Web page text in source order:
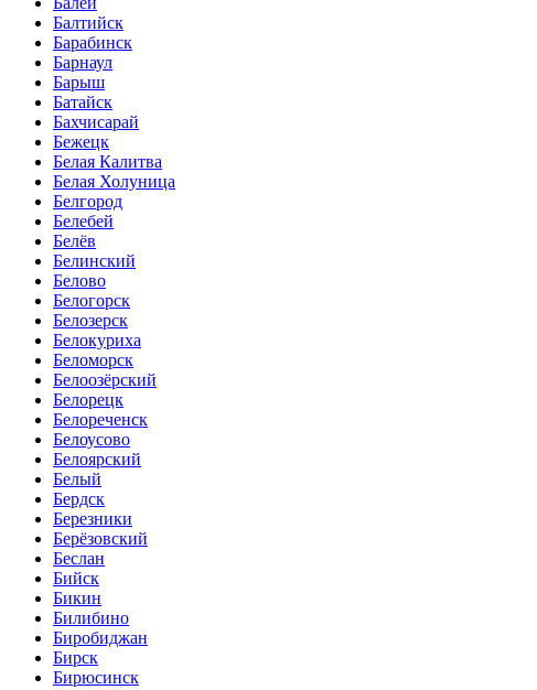
Балтийск
Барабинск
Барнаул
Барыш
Батайск
Бахчисарай
Бежецк
Белая Калитва
Белая Холуница
Белгород
Белебей
Белёв
Белинский
Белово
Белогорск
Белозерск
Белокуриха
Беломорск
Белоозёрский
Белорецк
Белореченск
Белоусово
Белоярский
Белый
Бердск
Березники
Берёзовский
Беслан
Бийск
Бикин
Билибино
Биробиджан
Бирск
Бирюсинск